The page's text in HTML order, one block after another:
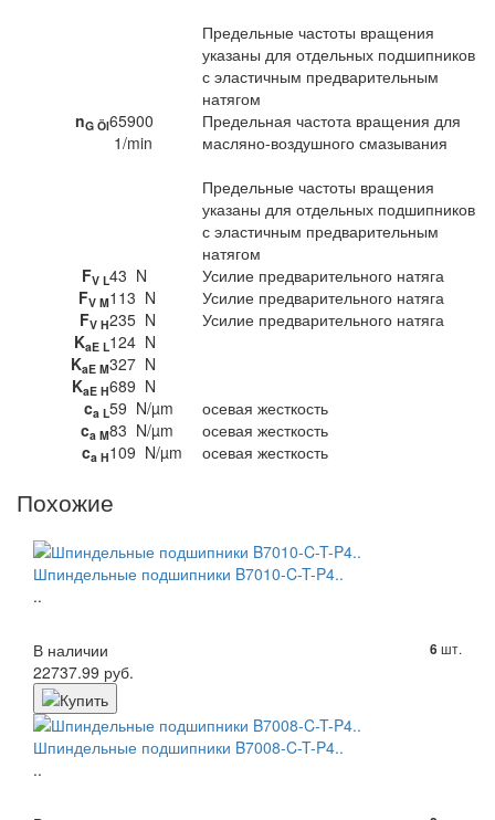
Предельные частоты вращения
указаны для отдельных подшипников
с эластичным предварительным
натягом
nG Öl65900
1/min
Предельная частота вращения для
масляно-воздушного смазывания
Предельные частоты вращения
указаны для отдельных подшипников
с эластичным предварительным
натягом
FV L43 N
Усилие предварительного натяга
FV M113 N
Усилие предварительного натяга
FV H235 N
Усилие предварительного натяга
KaE L124 N
KaE M327 N
KaE H689 N
ca L59 N/µm
осевая жесткость
ca M83 N/µm
осевая жесткость
ca H109 N/µm осевая жесткость
Похожие
Шпиндельные подшипники B7010-C-T-P4..
..
В наличии 6 шт.
22737.99 руб.
Шпиндельные подшипники B7008-C-T-P4..
..